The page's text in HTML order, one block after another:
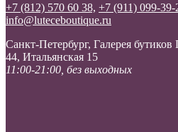
+7 (812) 570 60 38, +7 (911) 099-39-
info@luteceboutique.ru
Санкт-Петербург, Галерея
44, Итальянская 15
11:00-21:00, без выходных